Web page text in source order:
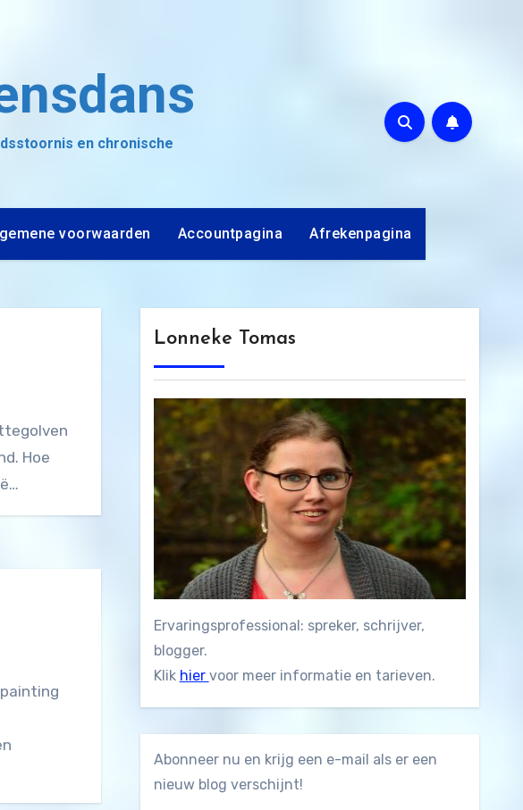
en chronische
voorwaarden Accountpagina Afrekenpagina
Hoe
Lonneke Tomas
Ervaringsprofessional: spreker, schrijver,
blogger.
Klik hier voor meer informatie en tarieven.
Abonneer nu en krijg een e-mail als er een
nieuw blog verschijnt!